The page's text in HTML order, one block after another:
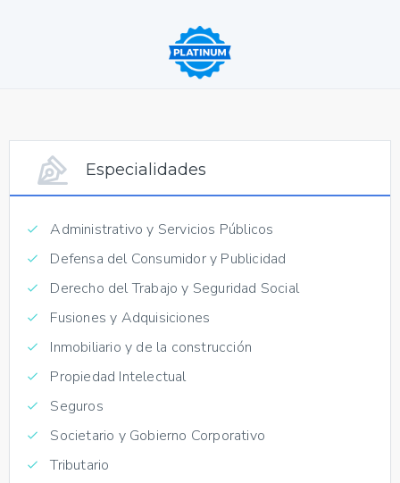
Especialidades
Administrativo y Servicios Públicos
Defensa del Consumidor y Publicidad
Derecho del Trabajo y Seguridad Social
Fusiones y Adquisiciones
Inmobiliario y de la construcción
Propiedad Intelectual
Seguros
Societario y Gobierno Corporativo
Tributario